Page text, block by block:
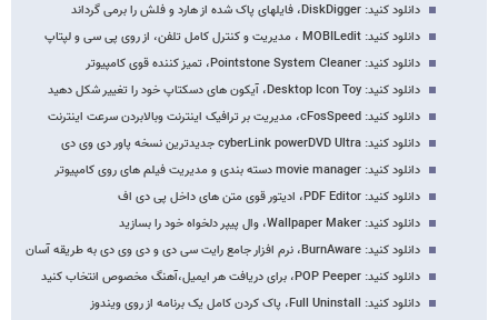
دانلود کنید: DiskDigger، فایلهای پاک شده از هارد و فلش را برمی گرداند
دانلود کنید: MOBILedit ، مدیریت و کنترل کامل تلفن، از روی پی سی و لپتاپ
دانلود کنید: Pointstone System Cleaner، تمیز کننده قوی کامپیوتر
دانلود کنید: Desktop Icon Toy، آیکون های دسکتاپ خود را تغییر شکل دهید
دانلود کنید: cFosSpeed، مدیریت بر ترافیک اینترنت وبالابردن سرعت اینترنت
دانلود کنید: cyberLink powerDVD Ultra جدیدترین نسخه پاور دی وی دی
دانلود کنید: movie manager دسته بندی و مدیریت فیلم های روی کامپیوتر
دانلود کنید: PDF Editor، ادیتور قوی متن های داخل پی دی اف
دانلود کنید: Wallpaper Maker، وال پیپر دلخواه خود را بسازید
دانلود کنید: BurnAware، نرم افزار جامع رایت سی دی و دی وی دی به طریقه آسان
دانلود کنید: POP Peeper، برای دریافت هر ایمیل،آهنگ مخصوص انتخاب کنید
دانلود کنید: Full Uninstall، پاک کردن کامل یک برنامه از روی ویندوز